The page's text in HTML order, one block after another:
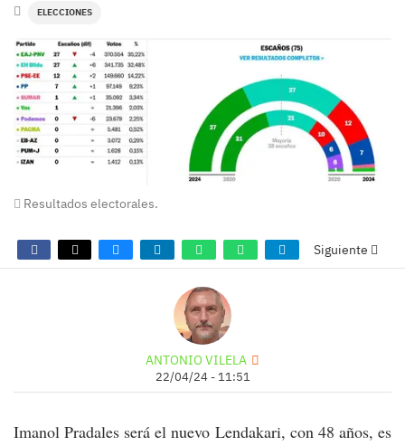
ELECCIONES
Resultados electorales.
Siguiente
ANTONIO VILELA
22/04/24 - 11:51
Imanol Pradales será el nuevo Lendakari, con 48 años, es